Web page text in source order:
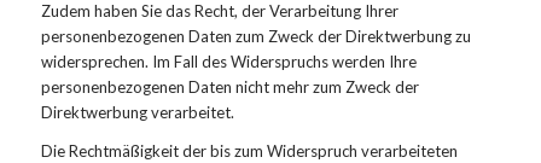
Zudem haben Sie das Recht, der Verarbeitung Ihrer
personenbezogenen Daten zum Zweck der Direktwerbung zu
widersprechen. Im Fall des Widerspruchs werden Ihre
personenbezogenen Daten nicht mehr zum Zweck der
Direktwerbung verarbeitet.
Die Rechtmäßigkeit der bis zum Widerspruch verarbeiteten